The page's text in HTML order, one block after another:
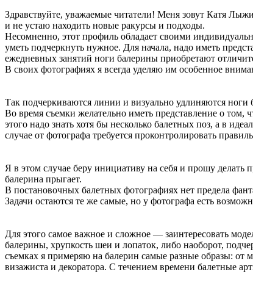
Здравствуйте, уважаемые читатели! Меня зовут Катя
и не устаю находить новые ракурсы и подходы.
Несомненно, этот профиль обладает своими
уметь подчеркнуть нужное. Для начала, надо иметь
ежедневных занятий ноги балерины приобретают
В своих фотографиях я всегда уделяю им особенное
Так подчеркиваются линии и визуально удлиняются ноги
Во время съемки желательно иметь представление о том,
этого надо знать хотя бы несколько балетных поз, а в
случае от фотографа требуется проконтролировать
Я в этом случае беру инициативу на себя и прошу делать
балерина прыгает.
В постановочных балетных фотографиях нет предела
Задачи остаются те же самые, но у фотографа есть
Для этого самое важное и сложное — заинтересовать
балерины, хрупкость шеи и лопаток, либо наоборот,
съемках я примеряю на балерин самые разные образы:
визажиста и декоратора. С течением времени балетные